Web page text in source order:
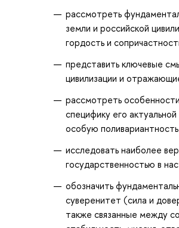
рассмотреть
земли и российской
гордость и
представить ключевые
цивилизации и
рассмотреть
специфику его
особую
исследовать наиболее
государственностью в
обозначить
суверенитет (сила и
также связанные между